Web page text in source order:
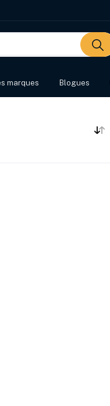
marques Blogues